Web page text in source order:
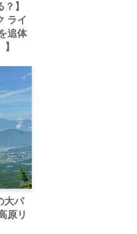
】
ライ
追体
PR
大パ
原リ